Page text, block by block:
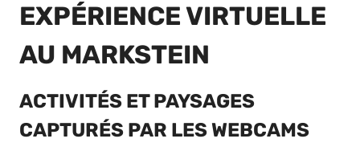
EXPÉRIENCE VIRTUELLE
AU MARKSTEIN
ACTIVITÉS ET PAYSAGES
CAPTURÉS PAR LES WEBCAMS